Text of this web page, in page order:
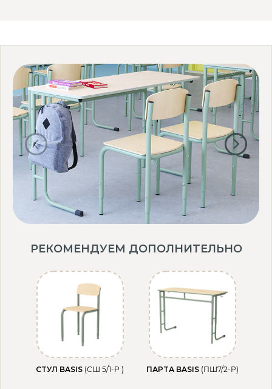
РЕКОМЕНДУЕМ ДОПОЛНИТЕЛЬНО
CТУЛ BASIS (СШ 5/1-Р ) ПАРТА BASIS (ПШ7/2-Р)